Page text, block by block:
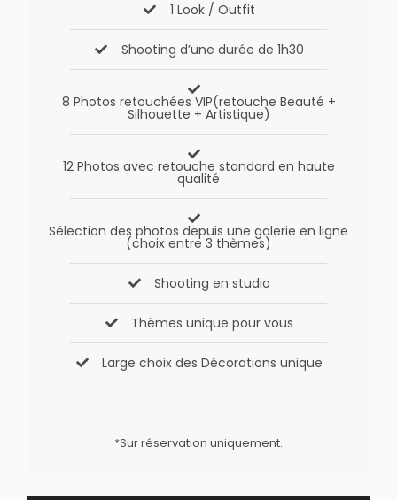
1 Look / Outfit
Shooting d’une durée de 1h30
8 Photos retouchées VIP(retouche Beauté +
Silhouette + Artistique)
12 Photos avec retouche standard en haute
qualité
Sélection des photos depuis une galerie en ligne
(choix entre 3 thèmes)
Shooting en studio
Thèmes unique pour vous
Large choix des Décorations unique
*Sur réservation uniquement.